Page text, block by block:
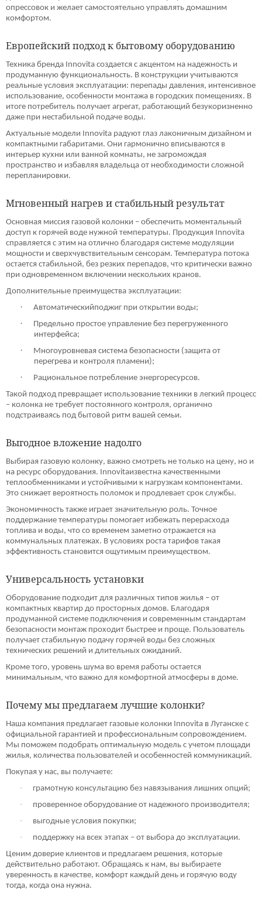
опрессовок и желает самостоятельно управлять домашним
комфортом.
Европейский подход к бытовому оборудованию
Техника бренда Innovita создается с акцентом на надежность и
продуманную функциональность. В конструкции учитываются
реальные условия эксплуатации: перепады давления, интенсивное
использование, особенности монтажа в городских помещениях. В
итоге потребитель получает агрегат, работающий безукоризненно
даже при нестабильной подаче воды.
Актуальные модели Innovita радуют глаз лаконичным дизайном и
компактными габаритами. Они гармонично вписываются в
интерьер кухни или ванной комнаты, не загромождая
пространство и избавляя владельца от необходимости сложной
перепланировки.
Мгновенный нагрев и стабильный результат
Основная миссия газовой колонки – обеспечить моментальный
доступ к горячей воде нужной температуры. Продукция Innovita
справляется с этим на отлично благодаря системе модуляции
мощности и сверхчувствительным сенсорам. Температура потока
остается стабильной, без резких перепадов, что критически важно
при одновременном включении нескольких кранов.
Дополнительные преимущества эксплуатации:
· Автоматическийподжиг при открытии воды;
·
Предельно простое управление без перегруженного
интерфейса;
·
Многоуровневая система безопасности (защита от
перегрева и контроля пламени);
·
Рациональное потребление энергоресурсов.
Такой подход превращает использование техники в легкий процесс
– колонка не требует постоянного контроля, органично
подстраиваясь под бытовой ритм вашей семьи.
Выгодное вложение надолго
Выбирая газовую колонку, важно смотреть не только на цену, но и
на ресурс оборудования. Innovitaизвестна качественными
теплообменниками и устойчивыми к нагрузкам компонентами.
Это снижает вероятность поломок и продлевает срок службы.
Экономичность также играет значительную роль. Точное
поддержание температуры помогает избежать перерасхода
топлива и воды, что со временем заметно отражается на
коммунальных платежах. В условиях роста тарифов такая
эффективность становится ощутимым преимуществом.
Универсальность установки
Оборудование подходит для различных типов жилья – от
компактных квартир до просторных домов. Благодаря
продуманной системе подключения и современным стандартам
безопасности монтаж проходит быстрее и проще. Пользователь
получает стабильную подачу горячей воды без сложных
технических решений и длительных ожиданий.
Кроме того, уровень шума во время работы остается
минимальным, что важно для комфортной атмосферы в доме.
Почему мы предлагаем лучшие колонки?
Наша компания предлагает газовые колонки Innovita в Луганске с
официальной гарантией и профессиональным сопровождением.
Мы поможем подобрать оптимальную модель с учетом площади
жилья, количества пользователей и особенностей коммуникаций.
Покупая у нас, вы получаете:
·
грамотную консультацию без навязывания лишних опций;
·
проверенное оборудование от надежного производителя;
·
выгодные условия покупки;
·
поддержку на всех этапах – от выбора до эксплуатации.
Ценим доверие клиентов и предлагаем решения, которые
действительно работают. Обращаясь к нам, вы выбираете
уверенность в качестве, комфорт каждый день и горячую воду
тогда, когда она нужна.